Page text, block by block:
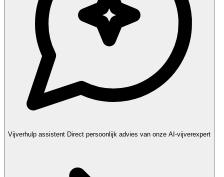
Vijverhulp assistent Direct persoonlijk advies van onze AI-vijverexpert